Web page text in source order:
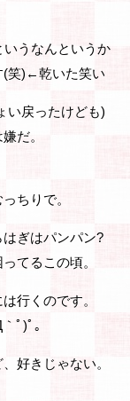
いうなんというか
(笑)←乾いた笑い
い戻ったけども)
だ。
ちりで。
ぎはパンパン?
てるこの頃。
行くのです。
ﾟ)ﾟ｡
好きじゃない。